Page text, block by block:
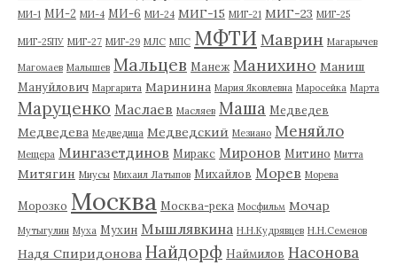
МИ-1 МИ-2 МИ-4 МИ-6 МИ-24 МИГ-15 МИГ-21 МИГ-23 МИГ-25
МИГ-25ПУ МИГ-27 МИГ-29 МЛС МПС МФТИ Маврин Магарычев
Магомаев Малышев Мальцев Манеж Манихино Маниш
Мануйлович Маргарита Маринина Мария Яковлевна Маросейка Марта
Маруценко Маслаев Масляев Маша Медведев
Медведева Медведица Медведский Мезиано Меняйло
Мещера Мингазетдинов Миракс Миронов Митино Митта
Митягин Миусы Михаил Латыпов Михайлов Морев Морева
Морозко Москва Москва-река Мосфильм Мочар
Мутыгулин Муха Мухин Мышлявкина Н.Н.Кудрявцев Н.Н.Семенов
Надя Спиридонова Найдорф Наймилов Насонова